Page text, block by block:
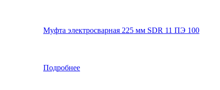
Муфта электросварная 225 мм SDR 11 ПЭ 100
Подробнее